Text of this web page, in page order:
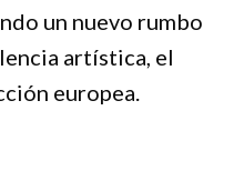
un nuevo rumbo
artística, el
europea.